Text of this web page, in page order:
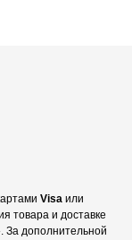
Visa или
товара и доставке
За дополнительной